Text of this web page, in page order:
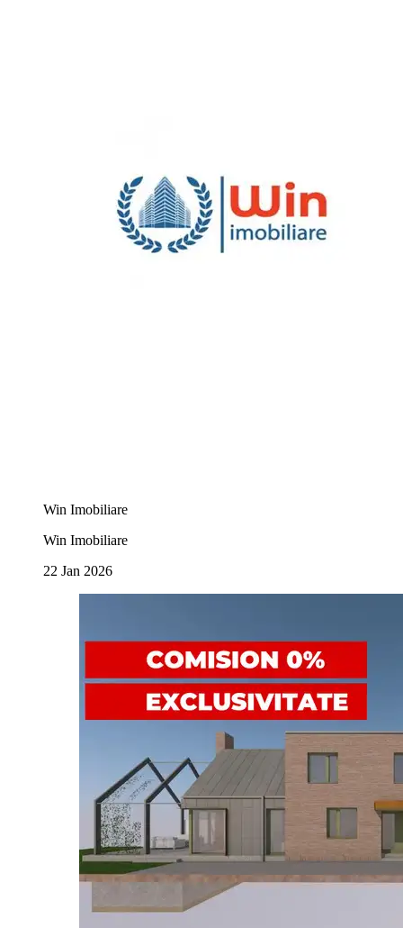
Win Imobiliare
Win Imobiliare
22 Jan 2026